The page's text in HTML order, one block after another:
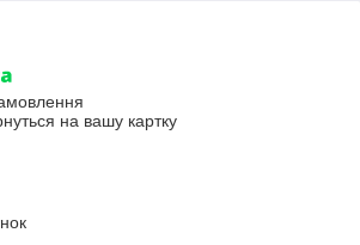
на вашу картку